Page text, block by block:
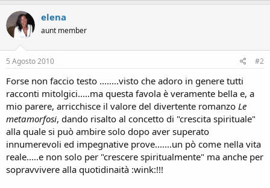
elena
aunt member
5 Agosto 2010 #2
Forse non faccio testo ........visto che adoro in genere tutti
racconti mitolgici.....ma questa favola è veramente bella e, a
mio parere, arricchisce il valore del divertente romanzo Le
metamorfosi, dando risalto al concetto di "crescita spirituale"
alla quale si può ambire solo dopo aver superato
innumerevoli ed impegnative prove.......un pò come nella vita
reale.....e non solo per "crescere spiritualmente" ma anche per
sopravvivere alla quotidinaità :wink:!!!